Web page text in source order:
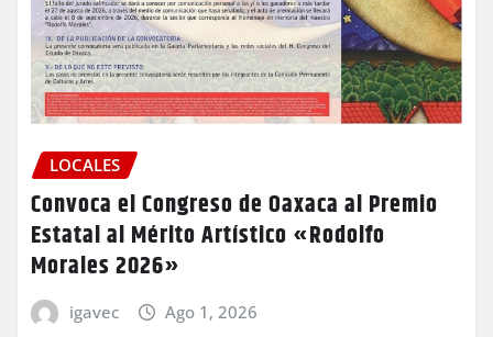
LOCALES
Convoca el Congreso de Oaxaca al Premio
Estatal al Mérito Artístico «Rodolfo
Morales 2026»
igavec Ago 1, 2026